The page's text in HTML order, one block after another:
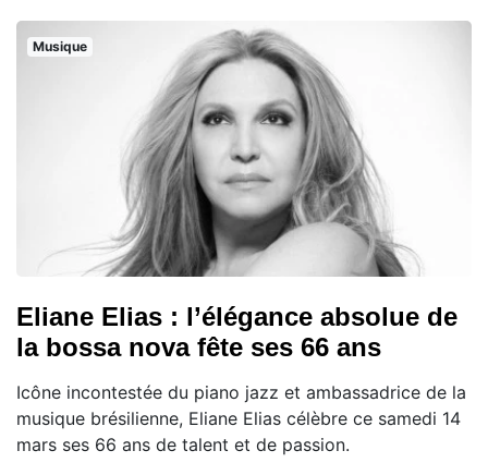
Musique
Eliane Elias : l’élégance absolue de
la bossa nova fête ses 66 ans
Icône incontestée du piano jazz et ambassadrice de la
musique brésilienne, Eliane Elias célèbre ce samedi 14
mars ses 66 ans de talent et de passion.